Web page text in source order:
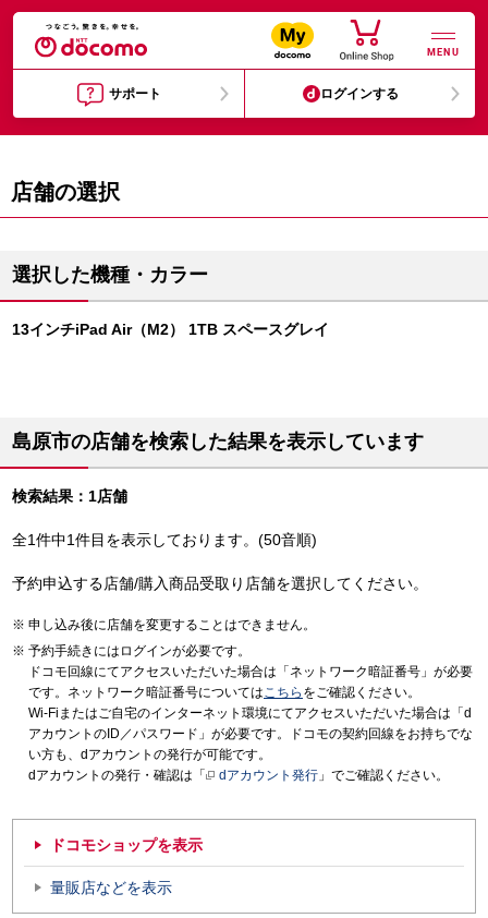
MENU
サポート ログインする
店舗の選択
選択した機種・カラー
13インチiPad Air（M2） 1TB スペースグレイ
島原市の店舗を検索した結果を表示しています
検索結果：1店舗
全1件中1件目を表示しております。(50音順)
予約申込する店舗/購入商品受取り店舗を選択してください。
申し込み後に店舗を変更することはできません。
予約手続きにはログインが必要です。
ドコモ回線にてアクセスいただいた場合は「ネットワーク暗証番号」が必要
です。ネットワーク暗証番号についてはこちら をご確認ください。
Wi-Fiまたはご自宅のインターネット環境にてアクセスいただいた場合は「d
アカウントのID／パスワード」が必要です。ドコモの契約回線をお持ちでな
い方も、dアカウントの発行が可能です。
dアカウントの発行・確認は「
dアカウント発行 」でご確認ください。
ドコモショップを表示
量販店などを表示